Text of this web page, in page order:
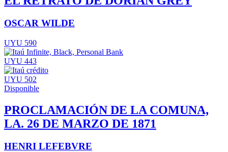
OSCAR WILDE
UYU 590
UYU 443
UYU 502
Disponible
PROCLAMACIÓN DE LA COMUNA,
LA. 26 DE MARZO DE 1871
HENRI LEFEBVRE